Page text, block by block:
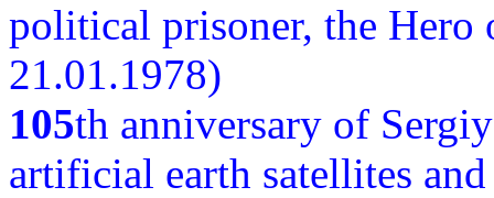
political prisoner, the
21.01.1978)
105th anniversary of
artificial earth satellites